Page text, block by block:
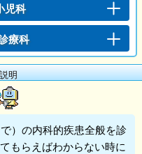
児科
療科
明
）の内科的疾患全般を診
もらえばわからない時に